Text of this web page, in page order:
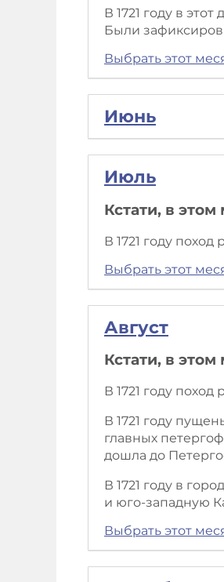
В 1721 году в
Были
Выбрать этот
Июнь
Июль
Кстати, в
В 1721 году
Выбрать этот
Август
Кстати, в
В 1721 году
В 1721 году
главных
дошла до
В 1721 году в
и юго-западную
Выбрать этот